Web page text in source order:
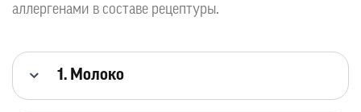
аллергенами в составе рецептуры.
1. Молоко